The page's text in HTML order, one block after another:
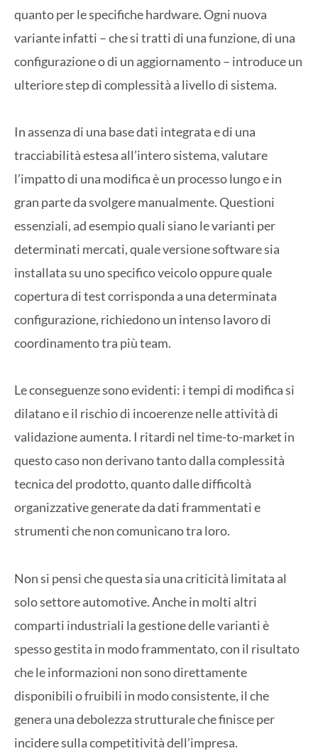
quanto per le specifiche hardware. Ogni nuova
variante infatti – che si tratti di una funzione, di una
configurazione o di un aggiornamento – introduce un
ulteriore step di complessità a livello di sistema.
In assenza di una base dati integrata e di una
tracciabilità estesa all’intero sistema, valutare
l’impatto di una modifica è un processo lungo e in
gran parte da svolgere manualmente. Questioni
essenziali, ad esempio quali siano le varianti per
determinati mercati, quale versione software sia
installata su uno specifico veicolo oppure quale
copertura di test corrisponda a una determinata
configurazione, richiedono un intenso lavoro di
coordinamento tra più team.
Le conseguenze sono evidenti: i tempi di modifica si
dilatano e il rischio di incoerenze nelle attività di
validazione aumenta. I ritardi nel time-to-market in
questo caso non derivano tanto dalla complessità
tecnica del prodotto, quanto dalle difficoltà
organizzative generate da dati frammentati e
strumenti che non comunicano tra loro.
Non si pensi che questa sia una criticità limitata al
solo settore automotive. Anche in molti altri
comparti industriali la gestione delle varianti è
spesso gestita in modo frammentato, con il risultato
che le informazioni non sono direttamente
disponibili o fruibili in modo consistente, il che
genera una debolezza strutturale che finisce per
incidere sulla competitività dell’impresa.